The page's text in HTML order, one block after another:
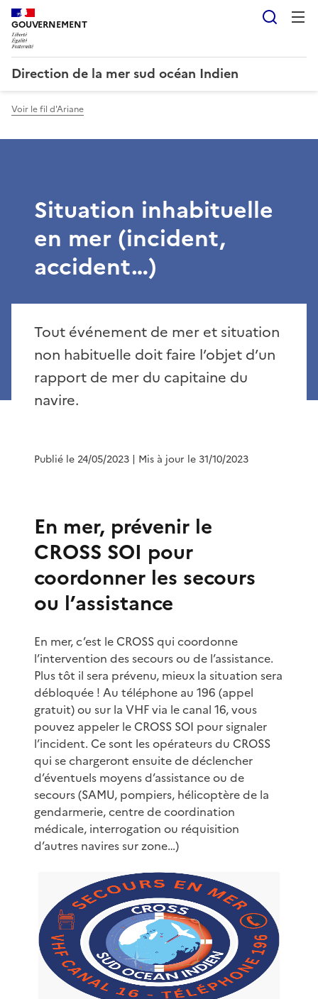
GOUVERNEMENT
Direction de la mer sud océan Indien
Voir le fil d'Ariane
Situation inhabituelle
en mer (incident,
accident…)
Tout événement de mer et situation
non habituelle doit faire l’objet d’un
rapport de mer du capitaine du
navire.
Publié le 24/05/2023 | Mis à jour le 31/10/2023
En mer, prévenir le
CROSS SOI pour
coordonner les secours
ou l’assistance
En mer, c’est le CROSS qui coordonne
l’intervention des secours ou de l’assistance.
Plus tôt il sera prévenu, mieux la situation sera
débloquée ! Au téléphone au 196 (appel
gratuit) ou sur la VHF via le canal 16, vous
pouvez appeler le CROSS SOI pour signaler
l’incident. Ce sont les opérateurs du CROSS
qui se chargeront ensuite de déclencher
d’éventuels moyens d’assistance ou de
secours (SAMU, pompiers, hélicoptère de la
gendarmerie, centre de coordination
médicale, interrogation ou réquisition
d’autres navires sur zone…)